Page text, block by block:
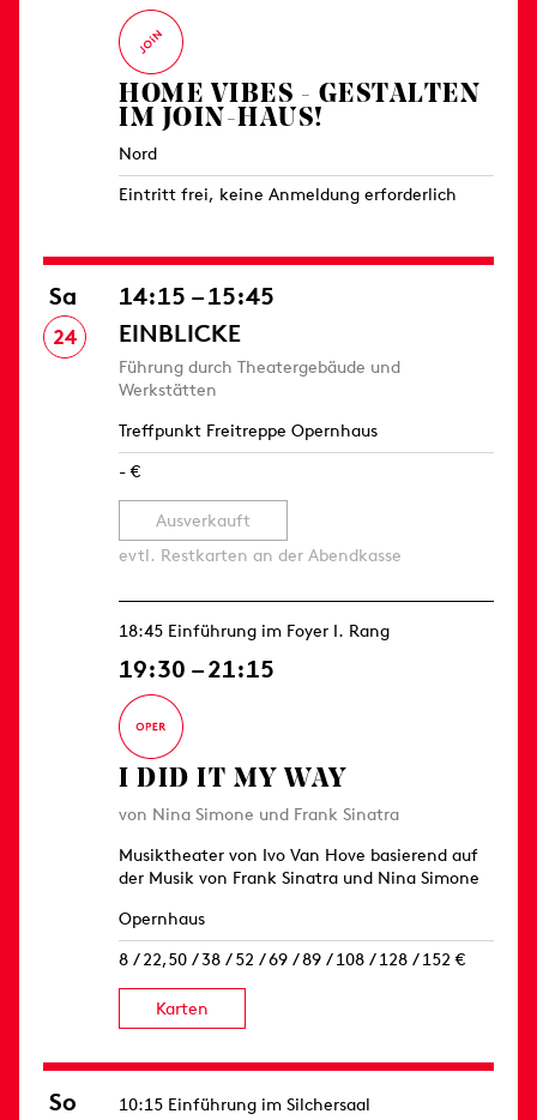
HOME VIBES - GESTALTEN
IM JOIN-HAUS!
Nord
Eintritt frei, keine Anmeldung erforderlich
Sa
24
14:15 – 15:45
EINBLICKE
Führung durch Theatergebäude und
Werkstätten
Treffpunkt Freitreppe Opernhaus
- €
Ausverkauft
evtl. Restkarten an der Abendkasse
18:45 Einführung im Foyer I. Rang
19:30 – 21:15
I DID IT MY WAY
von Nina Simone und Frank Sinatra
Musiktheater von Ivo Van Hove basierend auf
der Musik von Frank Sinatra und Nina Simone
Opernhaus
8 / 22,50 / 38 / 52 / 69 / 89 / 108 / 128 / 152 €
Karten
So 10:15 Einführung im Silchersaal